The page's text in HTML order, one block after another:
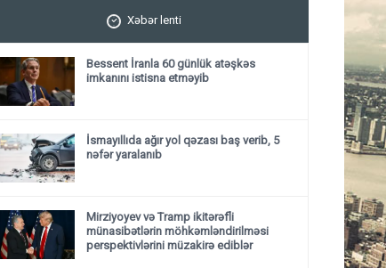
Xəbər lenti
Bessent İranla 60 günlük atəşkəs
imkanını istisna etməyib
İsmayıllıda ağır yol qəzası baş verib, 5
nəfər yaralanıb
Mirziyoyev və Tramp ikitərəfli
münasibətlərin möhkəmləndirilməsi
perspektivlərini müzakirə ediblər